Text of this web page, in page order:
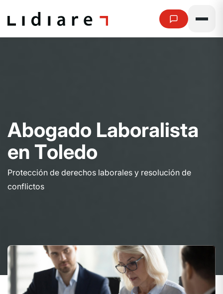
Abogado Laboralista
en Toledo
Protección de derechos laborales y resolución de
conflictos